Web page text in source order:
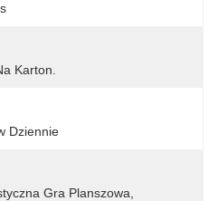
Karton.
Dziennie
Gra Planszowa